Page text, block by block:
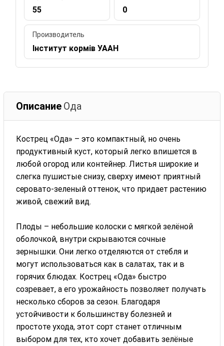
55 0
Производитель
Інститут кормів УААН
Описание Ода
Кострец «Ода» – это компактный, но очень
продуктивный куст, который легко впишется в
любой огород или контейнер. Листья широкие и
слегка пушистые снизу, сверху имеют приятный
серовато-зеленый оттенок, что придает растению
живой, свежий вид.
Плоды – небольшие колоски с мягкой зелёной
оболочкой, внутри скрываются сочные
зернышки. Они легко отделяются от стебля и
могут использоваться как в салатах, так и в
горячих блюдах. Кострец «Ода» быстро
созревает, а его урожайность позволяет получать
несколько сборов за сезон. Благодаря
устойчивости к большинству болезней и
простоте ухода, этот сорт станет отличным
выбором для тех, кто хочет добавить зелёные